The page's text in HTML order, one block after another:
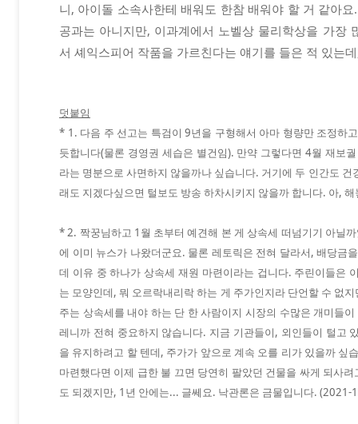
니, 아이돌 소속사한테 배워도 한참 배워야 할 거 같아
공과는 아니지만, 이과계에서 노벨상 물리학상을 가장
서 셰익스피어 작품을 가르친다는 얘기를 들은 적 있는
덧붙임
* 1. 다음 주 선고는 특검이 9년을 구형해서 아마 형량만 조정하
듯합니다(물론 경영권 세습은 별건임). 만약 그렇다면 4월 재보
라는 명분으로 사면하지 않을까나 싶습니다. 거기에 두 인간도
래도 지겠다싶으면 털보도 방송 하차시키지 않을까 합니다. 아,
* 2. 짝꿍님하고 1월 초부터 예견해 본 게 상속세 떠넘기기 아닐
에 이미 뉴스가 나왔더군요. 물론 레토릭은 전혀 달라서, 배당금
데 이유 중 하나가 상속세 재원 마련이라는 겁니다. 주린이들은
는 모양인데, 뭐 오르락내리락 하는 게 주가인지라 단언할 수 없
주는 상속세를 내야 하는 단 한 사람이지 시장의 수많은 개미들
레니까 전혀 중요하지 않습니다. 지금 기관들이, 외인들이 털고
을 유지하려고 할 텐데, 주가가 앞으로 계속 오를 리가 있을까 싶
마련했다면 이제 급한 불 끄면 당연히 팔았던 건물을 싸게 되사
도 되겠지만, 1년 안에는... 글쎄요. 낙관론은 금물입니다. (2021-